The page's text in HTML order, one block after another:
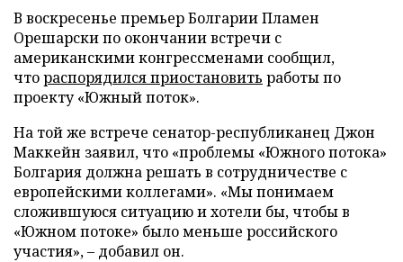
В воскресенье премьер Болгарии Пламен
Орешарски по окончании встречи с
американскими конгрессменами сообщил,
чтораспорядился приостановить работы по
проекту «Южный поток».
На той же встрече сенатор-республиканец Джон
Маккейн заявил, что «проблемы «Южного потока»
Болгария должна решать в сотрудничестве с
европейскими коллегами». «Мы понимаем
сложившуюся ситуацию и хотели бы, чтобы в
«Южном потоке» было меньше российского
участия», – добавил он.